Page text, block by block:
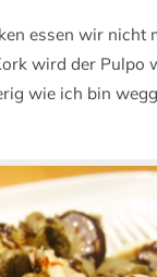
essen wir nicht
wird der Pulpo
wie ich bin